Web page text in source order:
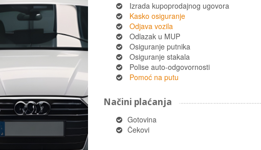
Izrada kupoprodajnog ugovora
Kasko osiguranje
Odjava vozila
Odlazak u MUP
Osiguranje putnika
Osiguranje stakala
Polise auto-odgovornosti
Pomoć na putu
Načini plaćanja
Gotovina
Čekovi